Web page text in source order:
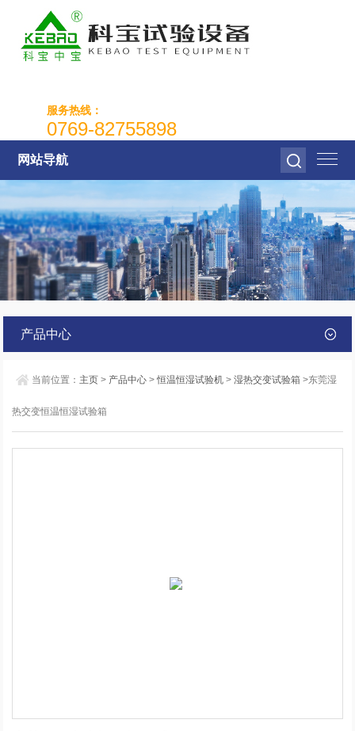
服务热线：
0769-82755898
网站导航
产品中心
当前位置： 主页 > 产品中心 >恒温恒湿试验机 >湿热交变试验箱 >东莞湿
热交变恒温恒湿试验箱